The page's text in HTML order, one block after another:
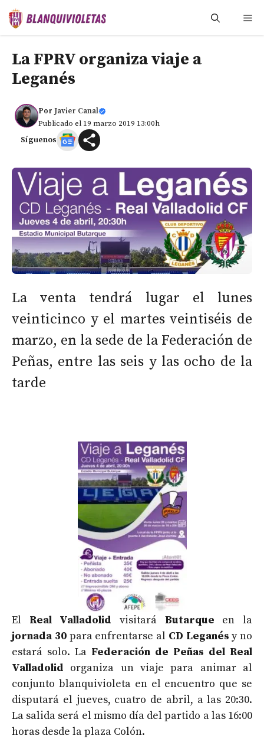
Saltar
La FPRV organiza viaje a
Leganés
Por Javier Canal
Publicado el 19 marzo 2019 13:00h
Síguenos
La venta tendrá lugar el lunes
veinticinco y el martes veintiséis de
marzo, en la sede de la Federación de
Peñas, entre las seis y las ocho de la
tarde
El Real Valladolid visitará Butarque en la
jornada 30para enfrentarse al CD Leganés y no
estará solo. La Federación de Peñas del Real
Valladolid organiza un viaje para animar al
conjunto blanquivioleta en el encuentro que se
disputará el jueves, cuatro de abril, a las 20:30.
La salida será el mismo día del partido a las 16:00
horas desde la plaza Colón.